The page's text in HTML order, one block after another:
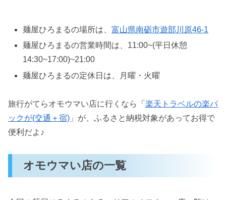
麺屋ひろまるの場所は、富山県南砺市遊部川原46-1
麺屋ひろまるの営業時間は、11:00~(平日休憩
14:30~17:00)~21:00
麺屋ひろまるの定休日は、月曜・火曜
旅行がてらオモウマい店に行くなら「 楽天トラベルの楽パ
ックが(交通＋宿) 」が、ふるさと納税対象があってお得で
便利だよ♪
オモウマい店の一覧